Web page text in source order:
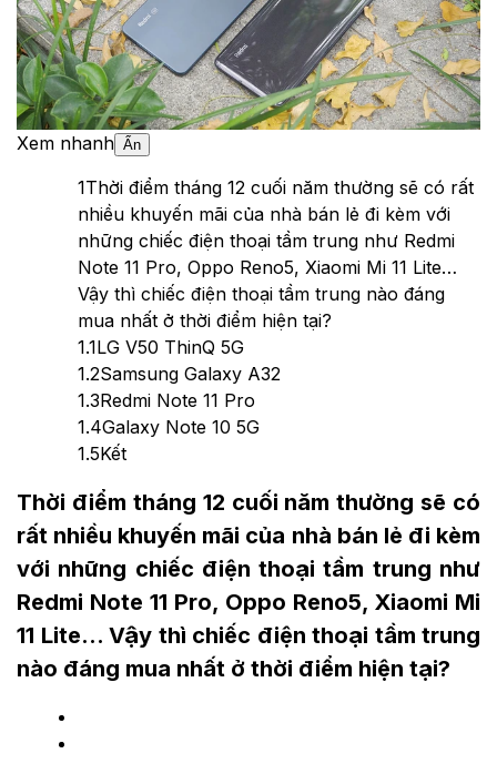
Xem nhanh Ẩn
1Thời điểm tháng 12 cuối năm thường sẽ có rất
nhiều khuyến mãi của nhà bán lẻ đi kèm với
những chiếc điện thoại tầm trung như Redmi
Note 11 Pro, Oppo Reno5, Xiaomi Mi 11 Lite…
Vậy thì chiếc điện thoại tầm trung nào đáng
mua nhất ở thời điểm hiện tại?
1.1LG V50 ThinQ 5G
1.2Samsung Galaxy A32
1.3Redmi Note 11 Pro
1.4Galaxy Note 10 5G
1.5Kết
Thời điểm tháng 12 cuối năm thường sẽ có
rất nhiều khuyến mãi của nhà bán lẻ đi kèm
với những chiếc điện thoại tầm trung như
Redmi Note 11 Pro, Oppo Reno5, Xiaomi Mi
11 Lite… Vậy thì chiếc điện thoại tầm trung
nào đáng mua nhất ở thời điểm hiện tại?